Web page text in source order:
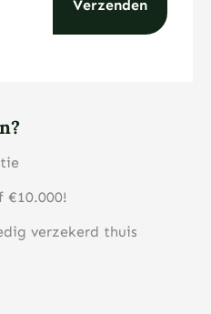
€10.000!
verzekerd thuis